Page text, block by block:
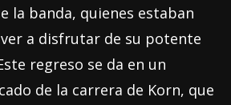
la banda, quienes estaban
a disfrutar de su potente
regreso se da en un
de la carrera de Korn, que